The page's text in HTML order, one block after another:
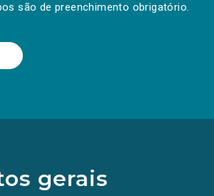
são de preenchimento obrigatório.
gerais